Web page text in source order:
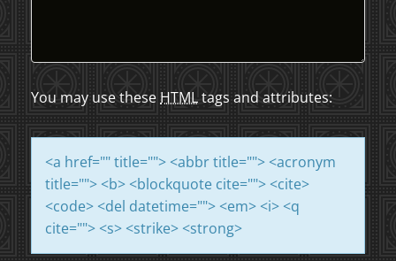
A
O
N
You may use these HTMLtags and attributes:
<a href="" title=""> <abbr title=""> <acronym
title=""> <b> <blockquote cite=""> <cite>
<code> <del datetime=""> <em> <i> <q
cite=""> <s> <strike> <strong>